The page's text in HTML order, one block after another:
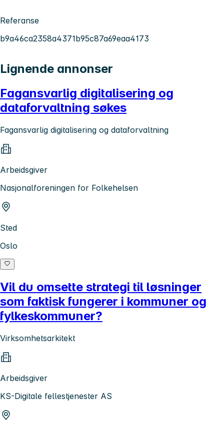
Referanse
b9a46ca2358a4371b95c87a69eaa4173
Lignende annonser
Fagansvarlig digitalisering og
dataforvaltning søkes
Fagansvarlig digitalisering og dataforvaltning
Arbeidsgiver
Nasjonalforeningen for Folkehelsen
Sted
Oslo
Vil du omsette strategi til løsninger
som faktisk fungerer i kommuner og
fylkeskommuner?
Virksomhetsarkitekt
Arbeidsgiver
KS-Digitale fellestjenester AS